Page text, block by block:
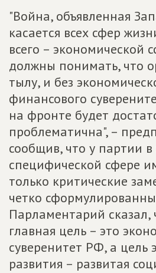
"Война, объявленная
касается всех сфер
всего – экономической
должны понимать, что
тылу, и без
финансового
на фронте будет
проблематична", –
сообщив, что у партии в
специфической сфере
только критические
четко
Парламентарий сказал,
главная цель – это
суверенитет РФ, а цель
развития – развитая